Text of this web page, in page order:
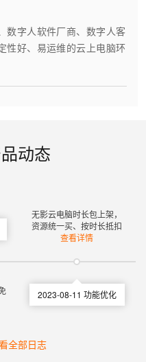
数字人软件厂商、数字人客
性好、易运维的云上电脑环
动态
2023-08-11 功能优化
无影云电脑时长包上架，
资源统一买、按时长抵扣
查看详情
全部日志